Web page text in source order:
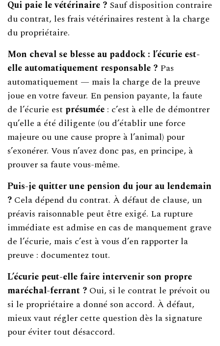
Qui paie le vétérinaire ? Sauf disposition contraire
du contrat, les frais vétérinaires restent à la charge
du propriétaire.
Mon cheval se blesse au paddock : l’écurie est-
elle automatiquement responsable ? Pas
automatiquement — mais la charge de la preuve
joue en votre faveur. En pension payante, la faute
de l’écurie est présumée : c’est à elle de démontrer
qu’elle a été diligente (ou d’établir une force
majeure ou une cause propre à l’animal) pour
s’exonérer. Vous n’avez donc pas, en principe, à
prouver sa faute vous-même.
Puis-je quitter une pension du jour au lendemain
? Cela dépend du contrat. À défaut de clause, un
préavis raisonnable peut être exigé. La rupture
immédiate est admise en cas de manquement grave
de l’écurie, mais c’est à vous d’en rapporter la
preuve : documentez tout.
L’écurie peut-elle faire intervenir son propre
maréchal-ferrant ? Oui, si le contrat le prévoit ou
si le propriétaire a donné son accord. À défaut,
mieux vaut régler cette question dès la signature
pour éviter tout désaccord.